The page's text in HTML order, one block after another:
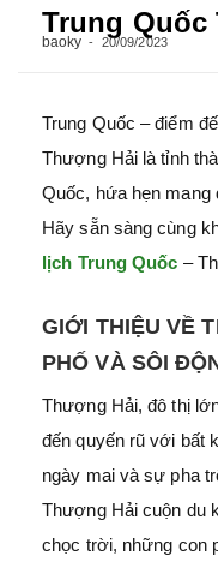
Trung Quốc
baoky 20/09/2023
Trung Quốc – điểm
Thượng Hải là tỉnh
Quốc, hứa hẹn mang
Hãy sẵn sàng cùng
lịch Trung Quốc –
GIỚI THIỆU VỀ
PHỐ VÀ SÔI
Thượng Hải, đô thị
đến quyến rũ với bất
ngày mai và sự pha
Thượng Hải cuộn du
chọc trời, những con